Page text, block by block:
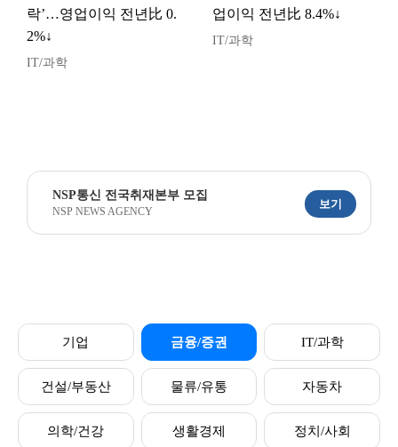
락’…영업이익 전년比 0.
2%↓
IT/과학
업이익 전년比 8.4%↓
IT/과학
NSP통신 전국취재본부 모집
NSP NEWS AGENCY
보기
기업 금융/증권 IT/과학
건설/부동산 물류/유통 자동차
의학/건강 생활경제 정치/사회